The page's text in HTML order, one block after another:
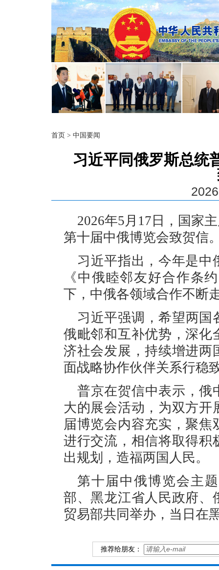
首页 > 中国要闻
习近平同俄罗斯总统
2026年5月17日，国家
第十届中俄博览会致贺信
习近平指出，今年是中
《中俄睦邻友好合作条
下，中俄各领域合作不断
习近平强调，希望两国
俄毗邻和互补优势，深化
济社会发展，持续增进两
面战略协作伙伴关系行稳
普京在贺信中表示，俄
大的展会活动，为双方开
届博览会内容充实，聚
进行交流，相信将取得积
出规划，造福两国人民。
第十届中俄博览会主
部、黑龙江省人民政府、
贸易部共同举办，当日在
推荐给朋友：